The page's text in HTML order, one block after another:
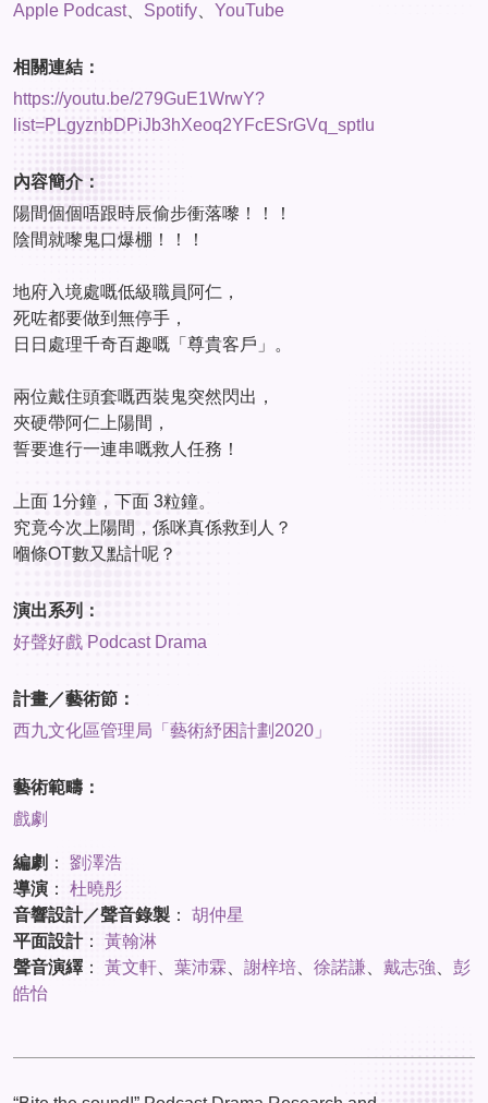
Apple Podcast、 Spotify YouTube
相關連結：
https://youtu.be/279GuE1WrwY?
list=PLgyznbDPiJb3hXeoq2YFcESrGVq_sptIu
內容簡介：
陽間個個唔跟時辰偷步衝落嚟！！！
陰間就嚟鬼口爆棚！！！
地府入境處嘅低級職員阿仁，
死咗都要做到無停手，
日日處理千奇百趣嘅「尊貴客戶」。
兩位戴住頭套嘅西裝鬼突然閃出，
夾硬帶阿仁上陽間，
誓要進行一連串嘅救人任務！
上面 1分鐘，下面 3粒鐘。
究竟今次上陽間，係咪真係救到人？
嗰條OT數又點計呢？
演出系列：
好聲好戲 Podcast Drama
計畫／藝術節：
西九文化區管理局「藝術紓困計劃2020」
藝術範疇：
戲劇
編劇 ： 劉澤浩
導演 ： 杜曉彤
音響設計／聲音錄製 ： 胡仲星
平面設計： 黃翰淋
聲音演繹 ： 黃文軒 葉沛霖 謝梓培 徐諾謙 戴志強
彭
皓怡